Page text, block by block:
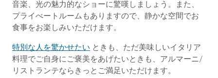
音楽、光の魅力的なショーに驚嘆しましょう。また、
プライべートルームもありますので、静かな空間でお
食事をお楽しみいただけます。
特別な人を驚かせたい ときも、ただ美味しいイタリア
料理でご自身にご褒美をあげたいときも、アルマーニ/
リストランテならきっとご満足いただけます。